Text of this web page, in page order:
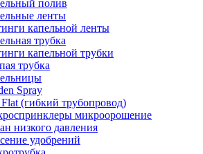
полив
ленты
капельной ленты
трубка
капельной трубки
трубка
Spray
(гибкий трубопровод)
микроорошение
низкого давления
удобрений